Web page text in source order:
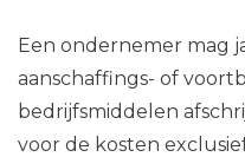
Een ondernemer mag
aanschaffings- of
bedrijfsmiddelen
voor de kosten